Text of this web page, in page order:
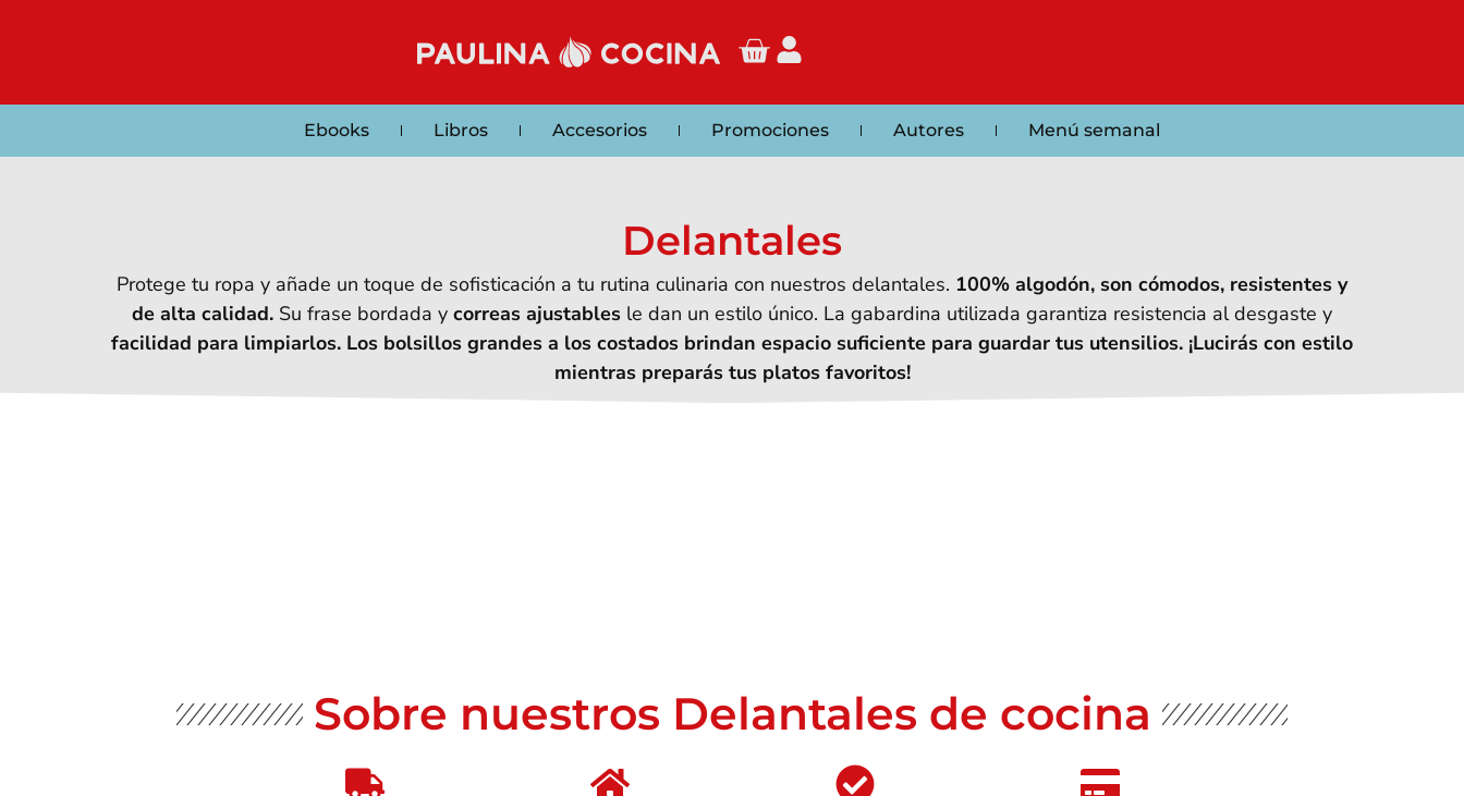
Ebooks Libros Accesorios Promociones Autores Menú semanal
Delantales
Protege tu ropa y añade un toque de sofisticación a tu rutina culinaria con nuestros delantales. 100% algodón, son cómodos, resistentes y
de alta calidad. Su frase bordada y correas ajustables le dan un estilo único. La gabardina utilizada garantiza resistencia al desgaste y
facilidad para limpiarlos. Los bolsillos grandes a los costados brindan espacio suficiente para guardar tus utensilios. ¡Lucirás con estilo
mientras preparás tus platos favoritos!
Sobre nuestros Delantales de cocina